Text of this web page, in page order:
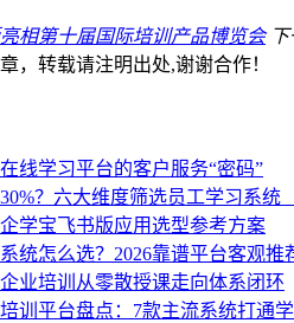
相第十届国际培训产品博览会
，转载请注明出处,谢谢合作！
线学习平台的客户服务“密码”
？六大维度筛选员工学习系统
学宝飞书版应用选型参考方案
统怎么选？2026靠谱平台客观推
业培训从零散授课走向体系闭环
训平台盘点：7款主流系统打通